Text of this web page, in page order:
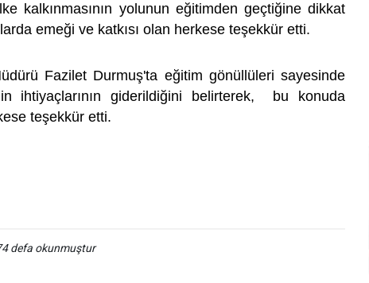
kalkınmasının yolunun eğitimden geçtiğine dikkat
emeği ve katkısı olan herkese teşekkür etti.
Fazilet Durmuş'ta eğitim gönüllüleri sayesinde
ihtiyaçlarının giderildiğini belirterek, bu konuda
teşekkür etti.
defa okunmuştur